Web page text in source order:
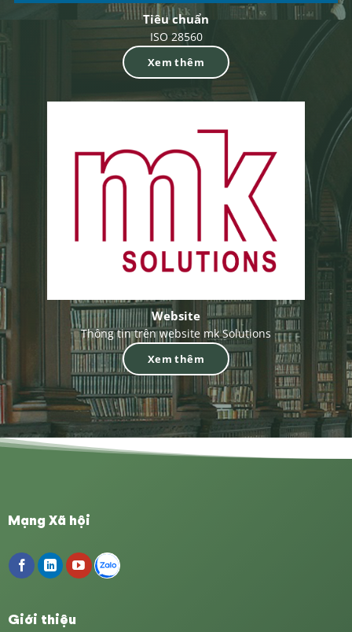
Tiêu chuẩn
ISO 28560
Xem thêm
Website
Thông tin trên website mk Solutions
Xem thêm
Mạng Xã hội
Giới thiệu